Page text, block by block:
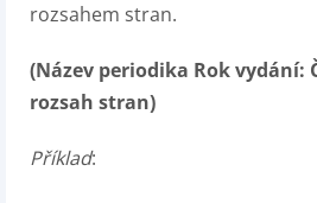
rozsahem stran.
(Název periodika Rok vydání:
rozsah stran)
Příklad: